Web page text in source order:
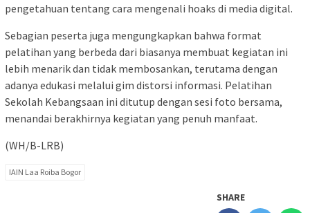
pengetahuan tentang cara mengenali hoaks di media digital.
Sebagian peserta juga mengungkapkan bahwa format
pelatihan yang berbeda dari biasanya membuat kegiatan ini
lebih menarik dan tidak membosankan, terutama dengan
adanya edukasi melalui gim distorsi informasi. Pelatihan
Sekolah Kebangsaan ini ditutup dengan sesi foto bersama,
menandai berakhirnya kegiatan yang penuh manfaat.
(WH/B-LRB)
IAIN Laa Roiba Bogor
SHARE